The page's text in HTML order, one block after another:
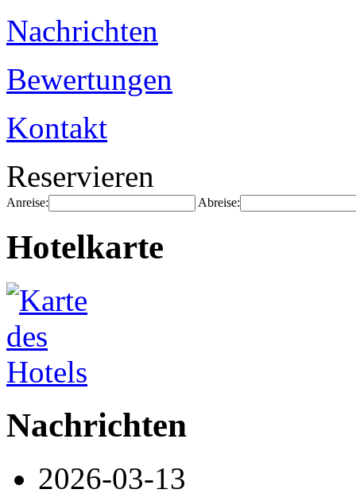
Nachrichten
Bewertungen
Kontakt
Reservieren
Anreise: Abreise:
Hotelkarte
Nachrichten
2026-03-13